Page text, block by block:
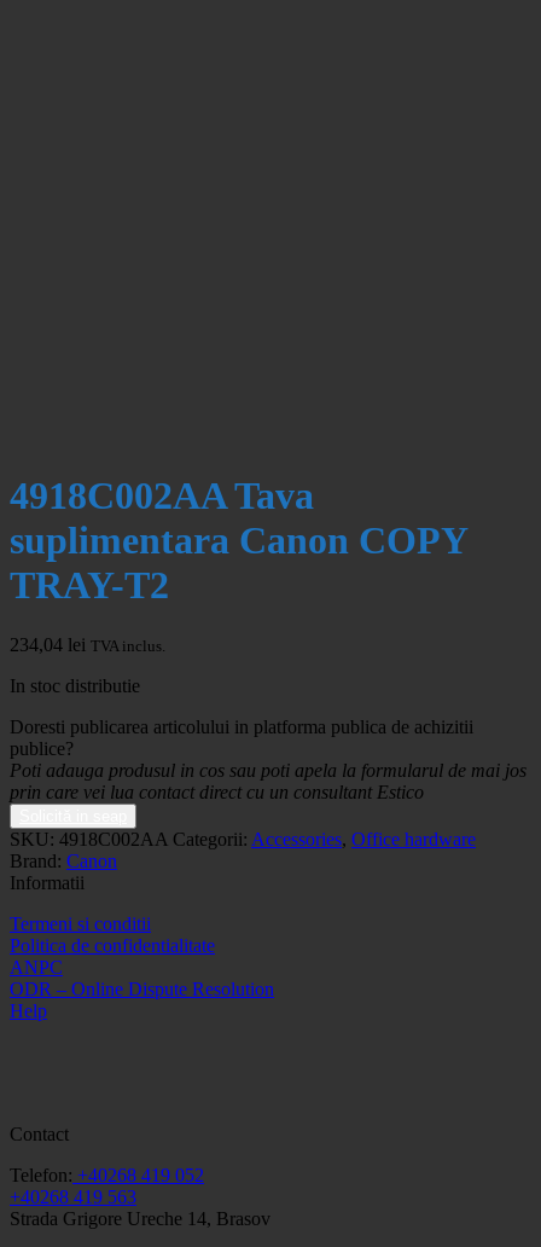
4918C002AA Tava
suplimentara Canon COPY
TRAY-T2
234,04 lei TVA inclus.
In stoc distributie
Doresti publicarea articolului in platforma publica de achizitii
publice?
Poti adauga produsul in cos sau poti apela la formularul de mai jos
prin care vei lua contact direct cu un consultant Estico
SKU: 4918C002AA Categorii: Accessories, Office hardware
Brand: Canon
Informatii
Termeni si conditii
Politica de confidentialitate
ANPC
ODR – Online Dispute Resolution
Help
Contact
Telefon: +40268 419 052
+40268 419 563
Strada Grigore Ureche 14, Brasov